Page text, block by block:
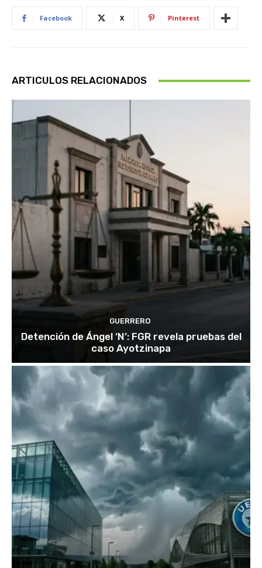
Facebook X Pinterest
ARTICULOS RELACIONADOS
GUERRERO
Detención de Ángel ‘N’: FGR revela pruebas del
caso Ayotzinapa